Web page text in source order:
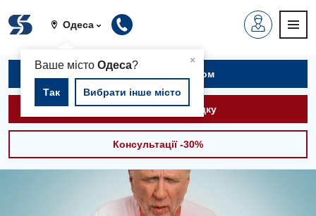
Одеса
×
Ваше містоОдеса?
Так Вибрати інше місто
Записатися на прийом
Викликати швидку
Консультації -30%